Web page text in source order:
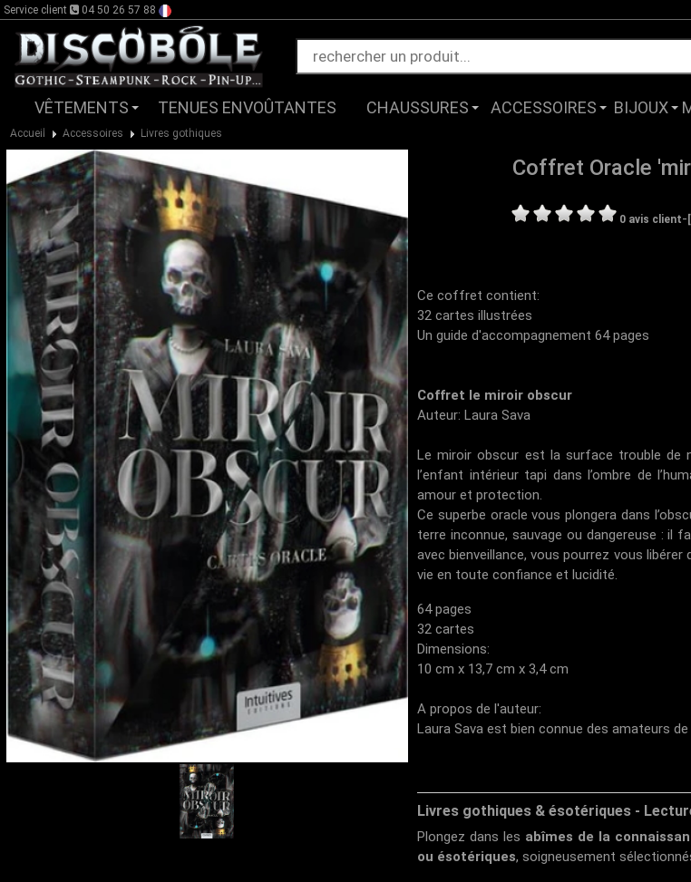
Service client 04 50 26 57 88
VÊTEMENTS TENUES ENVOÛTANTES CHAUSSURES ACCESSOIRES BIJOUX
Accueil Accessoires Livres gothiques
Coffret Oracle
0 avis client-
Ce coffret contient:
32 cartes illustrées
Un guide d'accompagnement 64 pages
Coffret le miroir obscur
Auteur: Laura Sava
Le miroir obscur est la surface trouble de
l’enfant intérieur tapi dans l’ombre de
amour et protection.
Ce superbe oracle vous plongera dans
terre inconnue, sauvage ou dangereuse : il
avec bienveillance, vous pourrez vous
vie en toute confiance et lucidité.
64 pages
32 cartes
Dimensions:
10 cm x 13,7 cm x 3,4 cm
A propos de l'auteur:
Laura Sava est bien connue des amateurs
Livres gothiques & ésotériques -
Plongez dans les abîmes de la
ou ésotériques, soigneusement